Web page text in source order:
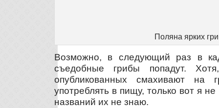
Поляна ярких
Возможно, в следующий раз в
съедобные грибы попадут.
опубликованных смахивают на
употреблять в пищу, только вот я
названий их не знаю.